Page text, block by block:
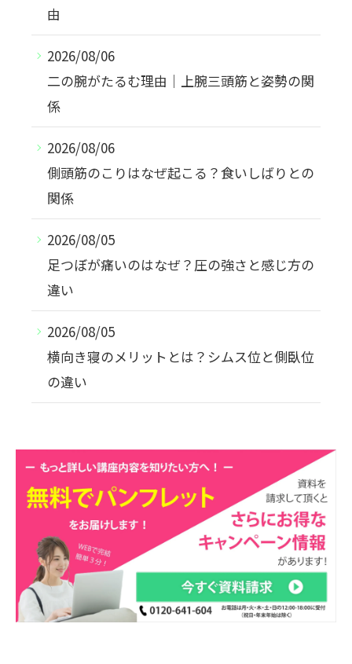
由
2026/08/06
二の腕がたるむ理由｜上腕三頭筋と姿勢の関
係
2026/08/06
側頭筋のこりはなぜ起こる？食いしばりとの
関係
2026/08/05
足つぼが痛いのはなぜ？圧の強さと感じ方の
違い
2026/08/05
横向き寝のメリットとは？シムス位と側臥位
の違い